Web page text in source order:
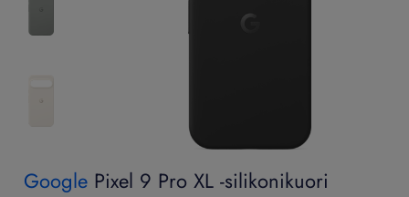
Google Pixel 9 Pro XL -silikonikuori